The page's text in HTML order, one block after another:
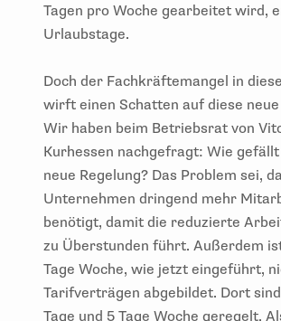
Tagen pro Woche gearbeitet wird,
Urlaubstage.
Doch der Fachkräftemangel in
wirft einen Schatten auf diese neue
Wir haben beim Betriebsrat von
Kurhessen nachgefragt: Wie
neue Regelung? Das Problem sei,
Unternehmen dringend mehr
benötigt, damit die reduzierte
zu Überstunden führt. Außerdem
Tage Woche, wie jetzt eingeführt,
Tarifverträgen abgebildet. Dort
Tage und 5 Tage Woche geregelt.